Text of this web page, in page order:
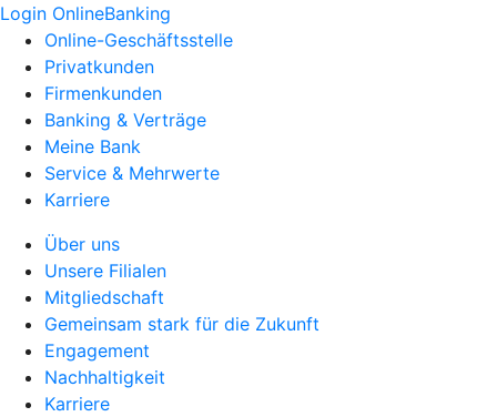
Login OnlineBanking
Online-Geschäftsstelle
Privatkunden
Firmenkunden
Banking & Verträge
Meine Bank
Service & Mehrwerte
Karriere
Über uns
Unsere Filialen
Mitgliedschaft
Gemeinsam stark für die Zukunft
Engagement
Nachhaltigkeit
Karriere